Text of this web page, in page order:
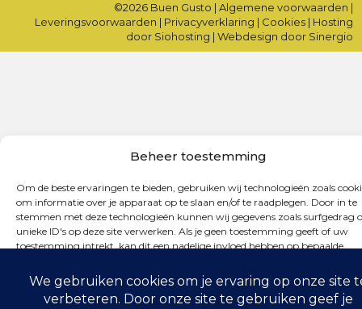
Beheer toestemming
Om de beste ervaringen te bieden, gebruiken wij technologieën zoals
om informatie over je apparaat op te slaan en/of te raadplegen. Door in te
stemmen met deze technologieën kunnen wij gegevens zoals surfgedrag
unieke ID's op deze site verwerken. Als je geen toestemming geeft of uw
toestemming intrekt, kan dit een nadelige invloed hebben op bepaalde
Accepteren
©2026 Buen Gusto | Algemene voorwaarden |
Leveringsvoorwaarden | Privacyverklaring | Cookies | Hosting
door Siohosting | Webdesign door Sinergio